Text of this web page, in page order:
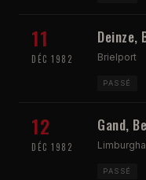
11
DÉC 1982
Deinze,
Brielport
PASSÉ
12
DÉC 1982
Gand,
PASSÉ